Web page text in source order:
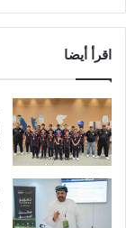
اقرأ أيضا